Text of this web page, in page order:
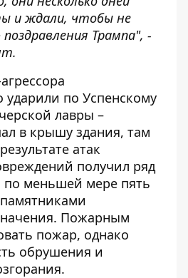
и ждали, чтобы не
Трампа", -
ударили по Успенскому
лавры –
в крышу здания, там
атак
получил ряд
меньшей мере пять
Пожарным
пожар, однако
обрушения и